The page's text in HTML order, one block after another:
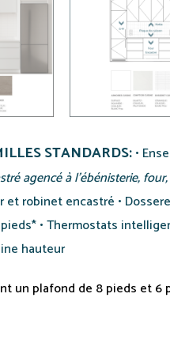
STANDARDS:•
agencé à l’ébénisterie,
et robinet encastré •
• Thermostats
hauteur
un plafond de 8 pieds et 6